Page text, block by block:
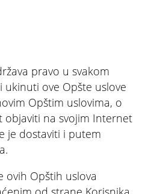
pravo u svakom
ove Opšte uslove
Opštim uslovima, o
objaviti na svojim Internet
je dostaviti i putem
ovih Opštih uslova
ŠTA
VIDETI FEATURED
Stopića pećina